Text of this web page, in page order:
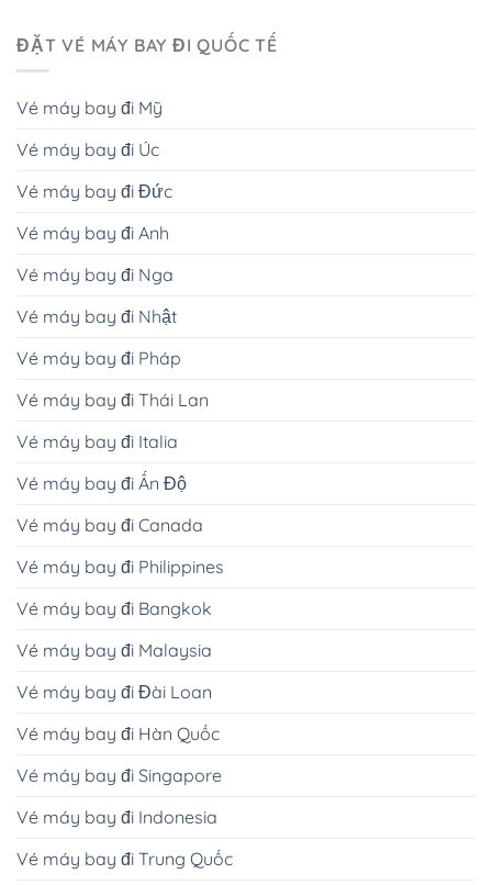
ĐẶT VÉ MÁY BAY ĐI QUỐC TẾ
Vé máy bay đi Mỹ
Vé máy bay đi Úc
Vé máy bay đi Đức
Vé máy bay đi Anh
Vé máy bay đi Nga
Vé máy bay đi Nhật
Vé máy bay đi Pháp
Vé máy bay đi Thái Lan
Vé máy bay đi Italia
Vé máy bay đi Ấn Độ
Vé máy bay đi Canada
Vé máy bay đi Philippines
Vé máy bay đi Bangkok
Vé máy bay đi Malaysia
Vé máy bay đi Đài Loan
Vé máy bay đi Hàn Quốc
Vé máy bay đi Singapore
Vé máy bay đi Indonesia
Vé máy bay đi Trung Quốc